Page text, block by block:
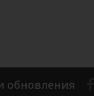
обновления